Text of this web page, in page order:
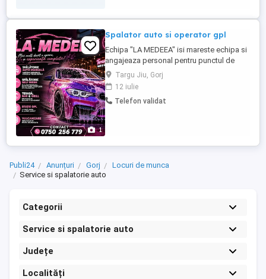
1
Spalator auto si operator gpl
Echipa "LA MEDEEA" isi mareste echipa si
angajeaza personal pentru punctul de
lucru situat in satul Barza, comuna
Danesti. Cautam colegi seriosi si de
incredere pentru urmatoarele posturi:
Spalator autovehicule (cu sau fara
Targu Jiu, Gorj
12 iulie
Telefon validat
Publi24 Anunțuri Gorj
Locuri de munca
Service si spalatorie auto
Categorii
Service si spalatorie auto
Județe
Localități